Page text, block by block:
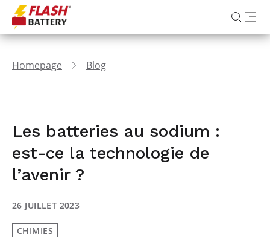
Homepage Blog
Les batteries au sodium :
est-ce la technologie de
l’avenir ?
26 JUILLET 2023
CHIMIES